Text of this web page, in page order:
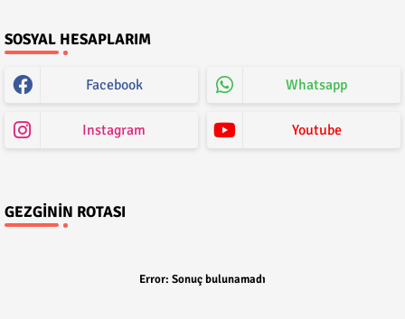
SOSYAL HESAPLARIM
Facebook Whatsapp
Instagram Youtube
GEZGININ ROTASI
Error: Sonuç bulunamadı